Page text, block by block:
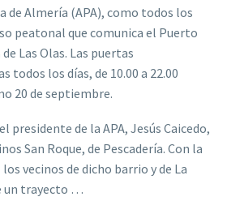
de Almería (APA), como todos los
peatonal que comunica el Puerto
Las Olas. Las puertas
todos los días, de 10.00 a 22.00
20 de septiembre.
presidente de la APA, Jesús Caicedo,
San Roque, de Pescadería. Con la
vecinos de dicho barrio y de La
un trayecto …